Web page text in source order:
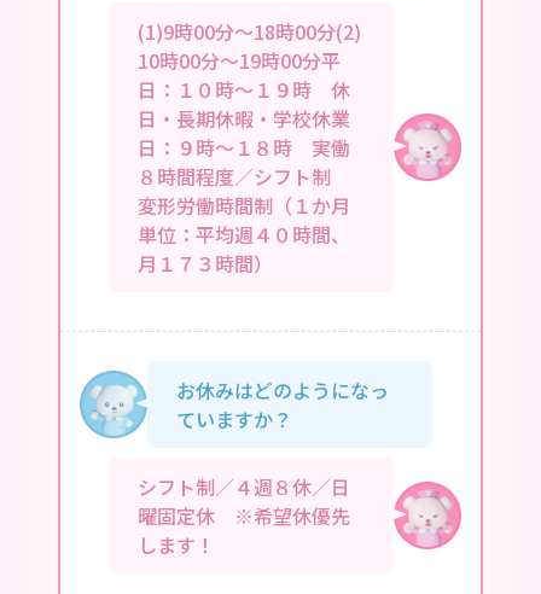
(1)9時00分～18時00分(2)
10時00分～19時00分平
日：１０時～１９時 休
日・長期休暇・学校休業
日：９時～１８時 実働
８時間程度／シフト制
変形労働時間制（１か月
単位：平均週４０時間、
月１７３時間）
お休みはどのようになっ
ていますか？
シフト制／４週８休／日
曜固定休 ※希望休優先
します！